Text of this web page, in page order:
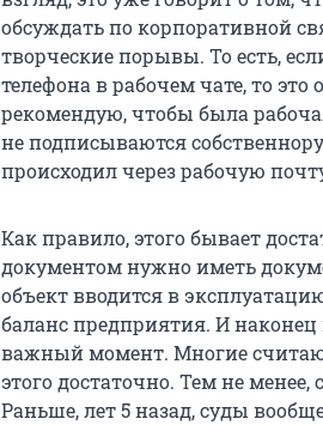
обсуждать по корпоративной
творческие порывы. То есть,
телефона в рабочем чате, то
рекомендую, чтобы была
не подписываются
происходил через рабочую
Как правило, этого бывает
документом нужно иметь
объект вводится в
баланс предприятия. И
важный момент. Многие
этого достаточно. Тем не
Раньше, лет 5 назад, суды